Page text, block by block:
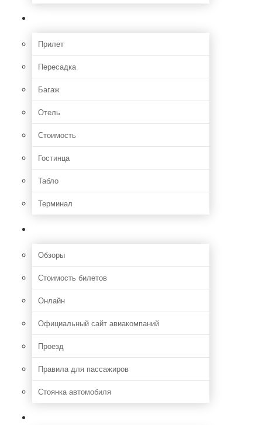
Прилет
Пересадка
Багаж
Отель
Стоимость
Гостинца
Табло
Терминал
Обзоры
Стоимость билетов
Онлайн
Официальный сайт авиакомпаний
Проезд
Правила для пассажиров
Стоянка автомобиля